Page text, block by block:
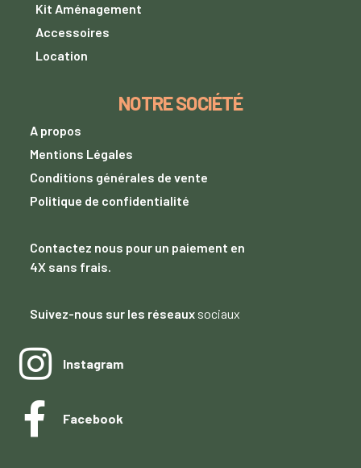
Kit Aménagement
Accessoires
Location
NOTRE SOCIÉTÉ
A propos
Mentions Légales
Conditions générales de vente
Politique de confidentialité
Contactez nous pour un paiement en
4X sans frais.
Suivez-nous sur les réseaux sociaux
Instagram
Facebook